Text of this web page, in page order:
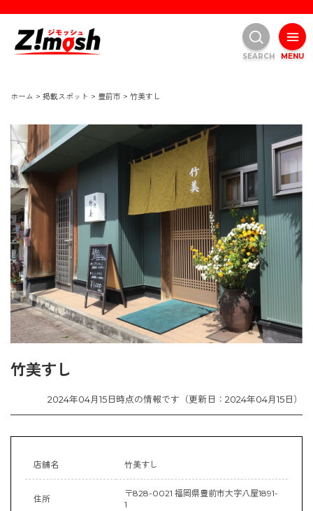
ホーム > 掲載スポット > 豊前市 > 竹美すし
竹美すし
2024年04月15日時点の情報です（更新日：2024年04月15日）
店舗名 竹美すし
住所
〒828-0021 福岡県豊前市大字八屋1891-
1
MENU
SEARCH